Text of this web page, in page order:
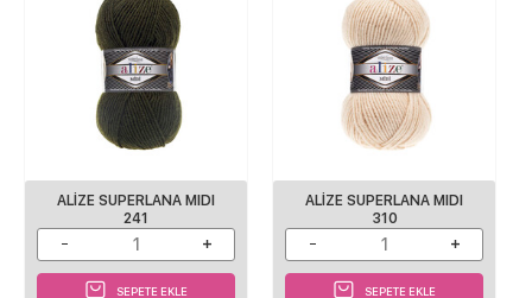
ALİZE SUPERLANA MIDI
241
SEPETE EKLE
ALİZE SUPERLANA MIDI
310
SEPETE EKLE